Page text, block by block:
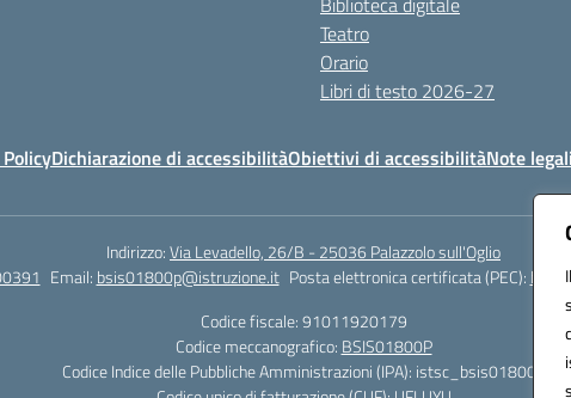
Teatro
Orario
Libri di testo 2026-27
Dichiarazione di accessibilitàObiettivi di accessibilitàNote legali
Indirizzo:Via Levadello, 26/B - 25036 Palazzolo sull'Oglio
Email: bsis01800p@istruzione.it Posta elettronica certificata (PEC):
Codice fiscale: 91011920179
Codice meccanografico: BSIS01800P
Codice Indice delle Pubbliche Amministrazioni (IPA): istsc_bsis01800p